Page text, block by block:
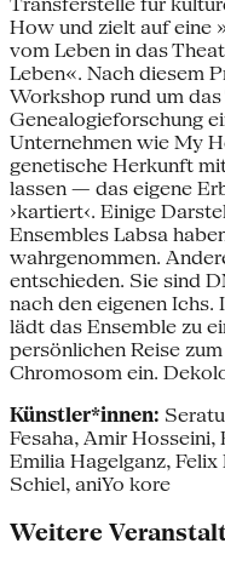
How und zielt auf eine
vom Leben in das
Leben«. Nach diesem
Workshop rund um
Genealogieforschung
Unternehmen wie My
genetische Herkunft
lassen — das eigene
›kartiert‹. Einige
Ensembles Labsa
wahrgenommen.
entschieden. Sie sind
nach den eigenen Ichs.
lädt das Ensemble zu
persönlichen Reise
Chromosom ein.
Künstler*innen:
Fesaha, Amir
Emilia Hagelganz,
Schiel, aniYo kore
Weitere